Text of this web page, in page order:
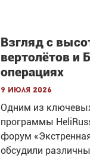
Взгляд с
вертолётов и
операциях
9 июля 2026
Одним из
программы
форум
обсудили